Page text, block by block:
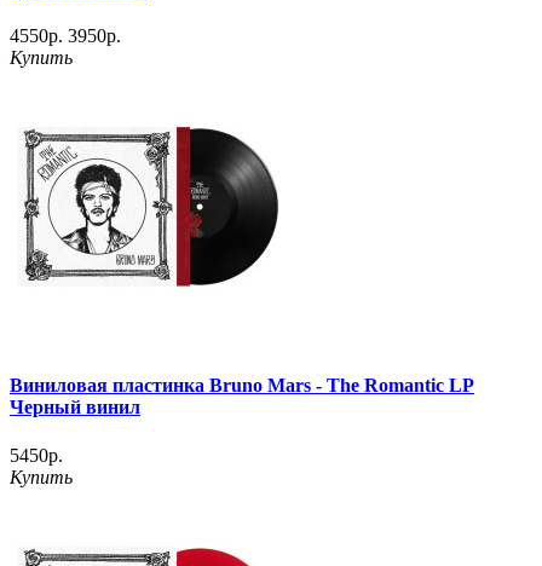
4550р. 3950р.
Купить
Виниловая пластинка Bruno Mars - The Romantic LP
Черный винил
5450р.
Купить